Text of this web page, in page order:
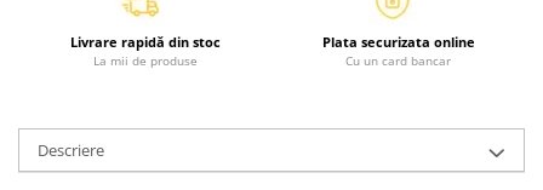
Diete si alimentatie sanatoasa
Fitness si frumusete
Feng Shui
Medicina alternativa
Livrare rapidă din stoc
La mii de produse
Plata securizata online
Cu un card bancar
Descriere